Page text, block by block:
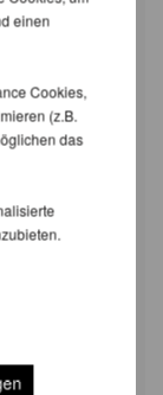
einen
Cookies,
(z.B.
das